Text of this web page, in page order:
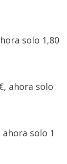
solo 1,80
ahora solo
solo 1